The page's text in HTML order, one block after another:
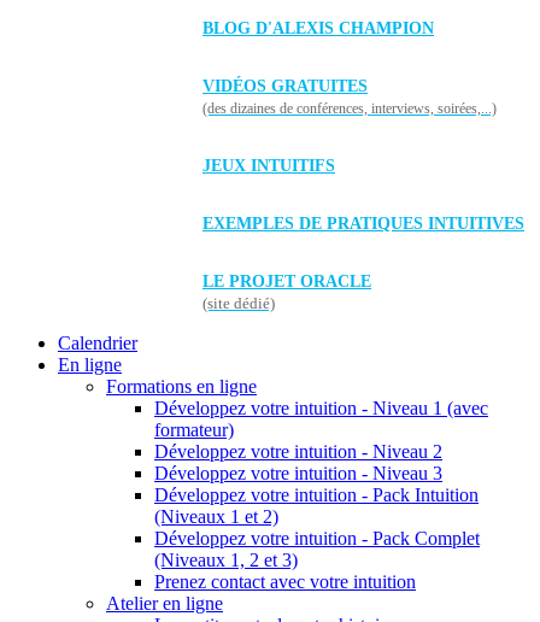
BLOG D'ALEXIS CHAMPION
VIDÉOS GRATUITES
(des dizaines de conférences, interviews, soirées,...)
JEUX INTUITIFS
EXEMPLES DE PRATIQUES INTUITIVES
LE PROJET ORACLE
(site dédié)
Calendrier
En ligne
Formations en ligne
Développez votre intuition - Niveau 1 (avec
formateur)
Développez votre intuition - Niveau 2
Développez votre intuition - Niveau 3
Développez votre intuition - Pack Intuition
(Niveaux 1 et 2)
Développez votre intuition - Pack Complet
(Niveaux 1, 2 et 3)
Prenez contact avec votre intuition
Atelier en ligne